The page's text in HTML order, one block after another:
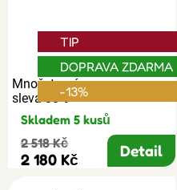
Množstevní
sleva 30%
TIP
DOPRAVA ZDARMA
-13%
Skladem 5 kusů
2 518 Kč
2 180 Kč Detail